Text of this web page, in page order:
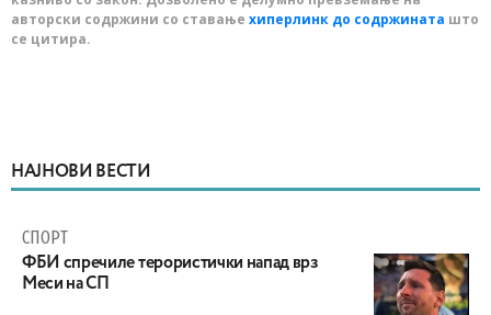
авторски содржини со ставање хиперлинк до содржината што
се цитира.
НАЈНОВИ ВЕСТИ
СПОРТ
ФБИ спречиле терористички напад врз
Меси на СП